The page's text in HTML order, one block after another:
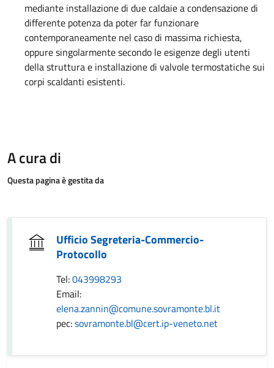
mediante installazione di due caldaie a condensazione di
differente potenza da poter far funzionare
contemporaneamente nel caso di massima richiesta,
oppure singolarmente secondo le esigenze degli utenti
della struttura e installazione di valvole termostatiche sui
corpi scaldanti esistenti.
A cura di
Questa pagina è gestita da
Ufficio Segreteria-Commercio-
Protocollo
Tel:043998293
Email:
elena.zannin@comune.sovramonte.bl.it
pec:sovramonte.bl@cert.ip-veneto.net